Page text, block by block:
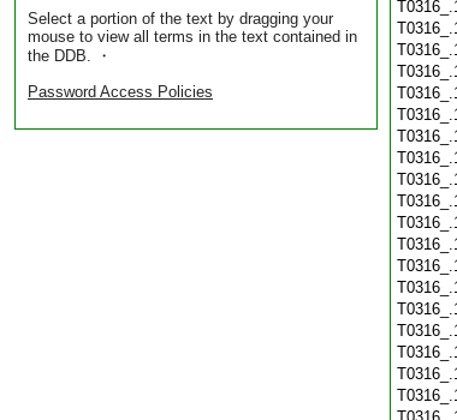
Select a portion of the text by dragging your
mouse to view all terms in the text contained in
the DDB. ・
Password Access Policies